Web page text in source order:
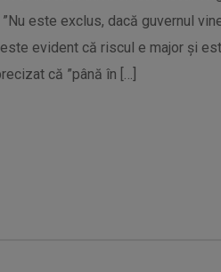
este exclus, dacă guvernul
evident că riscul e major şi
că ”până în […]